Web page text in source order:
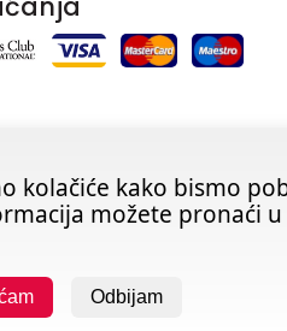
kolačiće kako bismo
možete pronaći
Odbijam